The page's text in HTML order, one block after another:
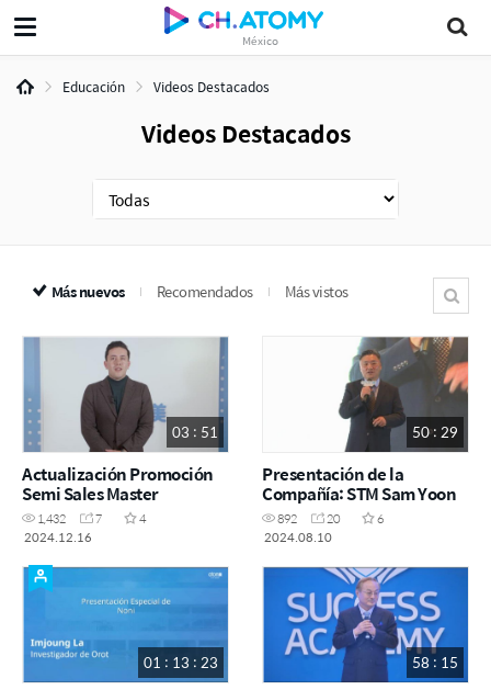
México
Educación Videos Destacados
Videos Destacados
Más nuevos Recomendados Más vistos
03 : 51
Actualización Promoción
Semi Sales Master
1,432 7
4
2024.12.16
50 : 29
Presentación de la
Compañía: STM Sam Yoon
892 20
6
2024.08.10
01 : 13 : 23 58 : 15